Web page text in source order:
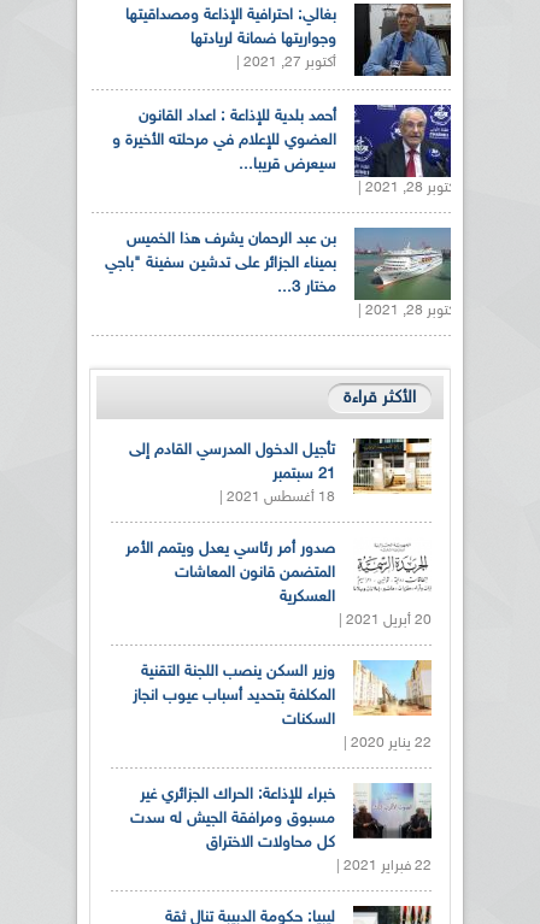
بغالي: احترافية الإذاعة ومصداقيتها
وجواريتها ضمانة لريادتها
أكتوبر 27, 2021 |
أحمد بلدية للإذاعة : اعداد القانون
العضوي للإعلام في مرحلته الأخيرة و
سيعرض قريبا...
أكتوبر 28, 2021 |
بن عبد الرحمان يشرف هذا الخميس
بميناء الجزائر على تدشين سفينة "باجي
مختار 3...
أكتوبر 28, 2021 |
الأكثر قراءة
تأجيل الدخول المدرسي القادم إلى
21 سبتمبر
18 أغسطس 2021 |
صدور أمر رئاسي يعدل ويتمم الأمر
المتضمن قانون المعاشات
العسكرية
20 أبريل 2021 |
وزير السكن ينصب اللجنة التقنية
المكلفة بتحديد أسباب عيوب انجاز
السكنات
22 يناير 2020 |
خبراء للإذاعة: الحراك الجزائري غير
مسبوق ومرافقة الجيش له سدت
كل محاولات الاختراق
22 فبراير 2021 |
ليبيا: حكومة الدبيبة تنال ثقة